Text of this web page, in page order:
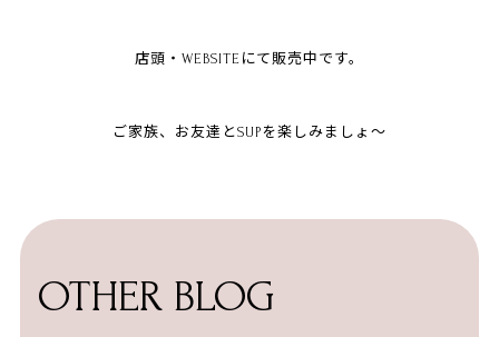
店頭・WEBSITEにて販売中です。
ご家族、お友達とSUPを楽しみましょ～
OTHER BLOG